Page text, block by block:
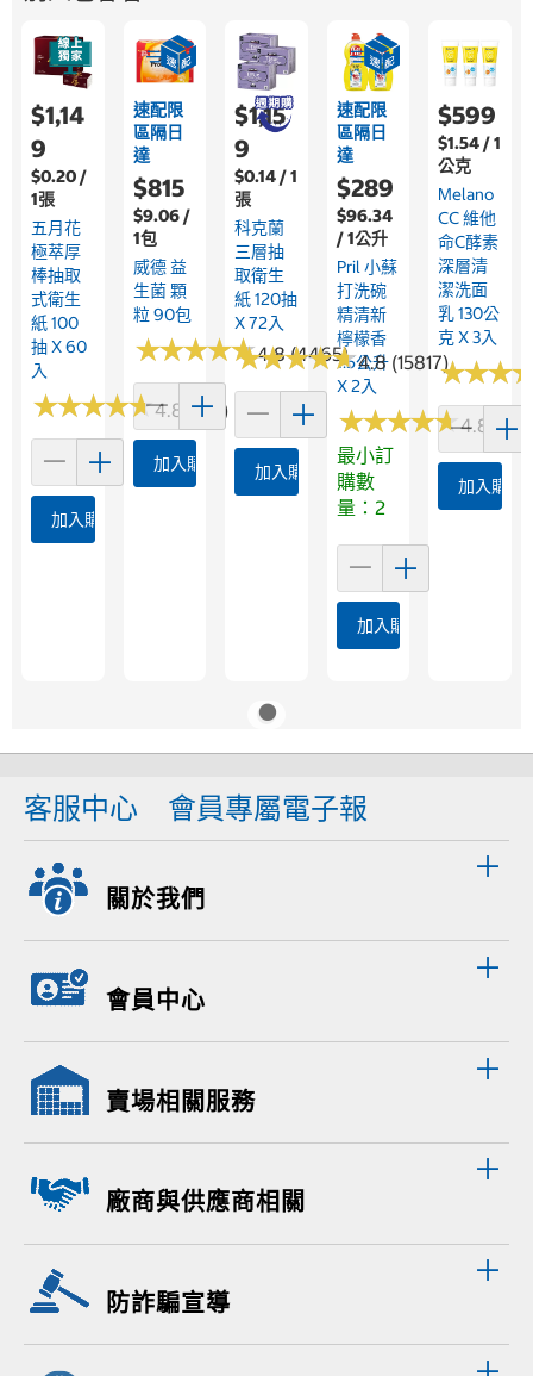
$1,14
9
$0.20 /
1張
五月花
極萃厚
棒抽取
式衛生
紙 100
抽 X 60
入
★★★★★
★★★★★4.8 (951)
加入購物車
速配限
區隔日
達
$815
$9.06 /
1包
威德 益
生菌 顆
粒 90包
★★★★★
★★★★★4.8 (4465)
加入購物車
$1,15
9
$0.14 / 1
張
科克蘭
三層抽
取衛生
紙 120抽
X 72入
★★★★★
★★★★★4.8 (15817)
加入購物車
速配限
區隔日
達
$289
$96.34
/ 1公升
Pril 小蘇
打洗碗
精清新
檸檬香
1.5公升
X 2入
★★★★★
★★★★★4.8
最小訂
購數
量：2
加入購物車
$599
$1.54 / 1
公克
Melano
CC 維他
命C酵素
深層清
潔洗面
乳 130公
克 X 3入
★★★
★★★
加入購物
客服中心 會員專屬電子報
關於我們
會員中心
賣場相關服務
廠商與供應商相關
防詐騙宣導